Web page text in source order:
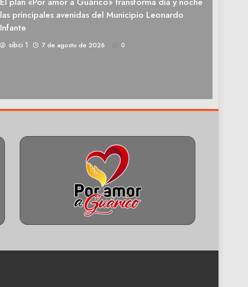
las principales avenidas del Municipio Leonardo
Infante
sibci 1 7 de agosto de 2026 0